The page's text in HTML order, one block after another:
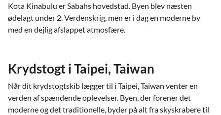
Kota Kinabulu er Sabahs hovedstad. Byen blev næsten
ødelagt under 2. Verdenskrig, men er i dag en moderne by
med en dejlig afslappet atmosfære.
Krydstogt i Taipei, Taiwan
Når dit krydstogtskib lægger til i Taipei, Taiwan venter en
verden af spændende oplevelser. Byen, der forener det
moderne og det traditionelle, byder på alt fra skyskrabere til